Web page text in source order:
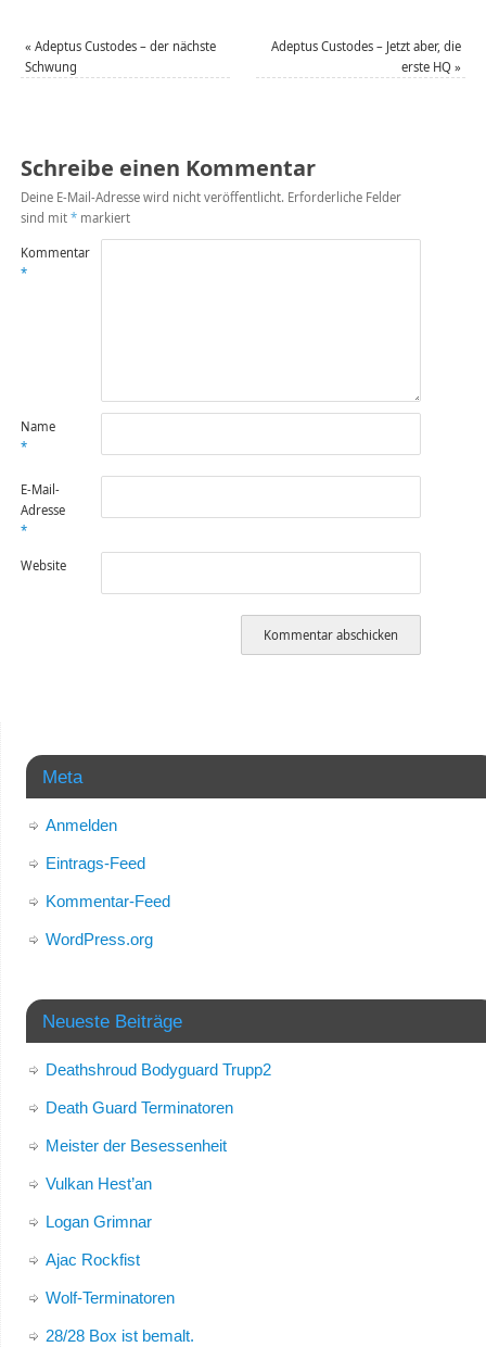
« Adeptus Custodes – der nächste
Schwung
Adeptus Custodes – Jetzt aber, die
erste HQ»
Schreibe einen Kommentar
Deine E-Mail-Adresse wird nicht veröffentlicht. Erforderliche Felder
sind mit *markiert
Kommentar
*
Name
*
E-Mail-
Adresse
*
Website
Meta
Anmelden
Eintrags-Feed
Kommentar-Feed
WordPress.org
Neueste Beiträge
Deathshroud Bodyguard Trupp2
Death Guard Terminatoren
Meister der Besessenheit
Vulkan Hest’an
Logan Grimnar
Ajac Rockfist
Wolf-Terminatoren
28/28 Box ist bemalt.